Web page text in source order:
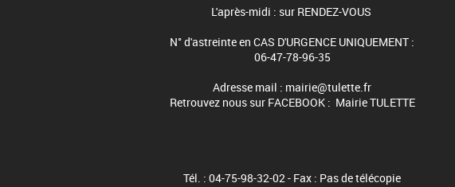
L'après-midi : sur RENDEZ-VOUS
N° d'astreinte en CAS D'URGENCE UNIQUEMENT :
06-47-78-96-35
Adresse mail : mairie@tulette.fr
Retrouvez nous sur FACEBOOK : Mairie TULETTE
Tél. : 04-75-98-32-02 - Fax : Pas de télécopie